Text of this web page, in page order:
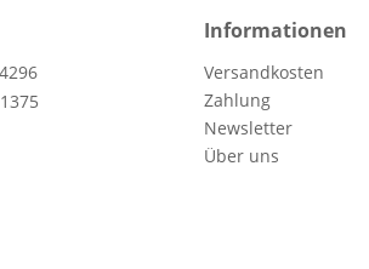
Informationen
Versandkosten
Zahlung
Newsletter
Über uns